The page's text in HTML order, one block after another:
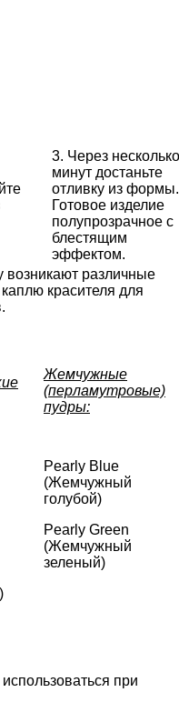
3. Через несколько
минут достаньте
отливку из формы.
Готовое изделие
полупрозрачное с
блестящим
эффектом.
возникают различные
красителя для
Жемчужные
(перламутровые)
пудры:
Pearly Blue
(Жемчужный
голубой)
Pearly Green
(Жемчужный
зеленый)
при